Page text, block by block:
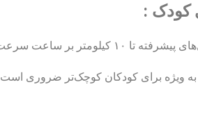
کودک :
به ویژه برای کودکان کوچک‌تر ضروری است.